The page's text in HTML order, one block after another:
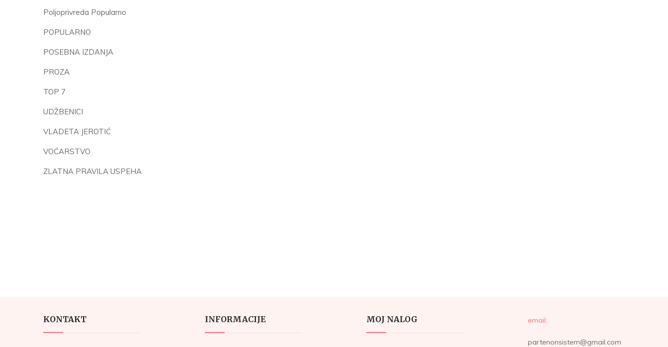
Poljoprivreda Popularno
POPULARNO
POSEBNA IZDANJA
PROZA
TOP 7
UDŽBENICI
VLADETA JEROTIĆ
VOĆARSTVO
ZLATNA PRAVILA USPEHA
KONTAKT INFORMACIJE MOJ NALOG email:
partenonsistem@gmail.com